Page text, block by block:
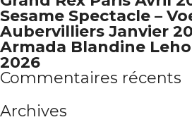
Sesame Spectacle –
Aubervilliers Janvier
Armada Blandine
2026
Commentaires récents
Archives